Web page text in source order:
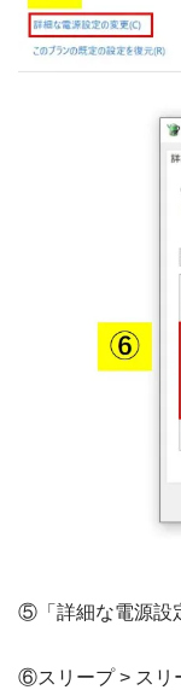
⑤「詳細な電源設
⑥スリープ > スリ